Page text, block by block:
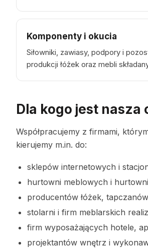
Komponenty i okucia
Siłowniki, zawiasy, podpory i
produkcji łóżek oraz mebli
Dla kogo jest nasza
Współpracujemy z firmami,
kierujemy m.in. do:
sklepów internetowych i
hurtowni meblowych i
producentów łóżek,
stolarni i firm meblarskich
firm wyposażających hotele,
projektantów wnętrz i